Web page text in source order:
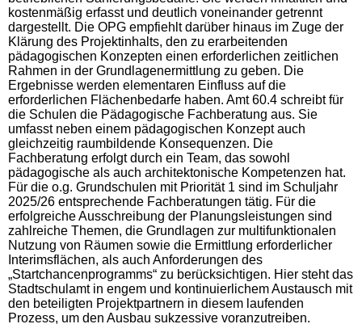
kostenmäßig erfasst und deutlich voneinander getrennt
dargestellt. Die OPG empfiehlt darüber hinaus im Zuge der
Klärung des Projektinhalts, den zu erarbeitenden
pädagogischen Konzepten einen erforderlichen zeitlichen
Rahmen in der Grundlagenermittlung zu geben. Die
Ergebnisse werden elementaren Einfluss auf die
erforderlichen Flächenbedarfe haben. Amt 60.4 schreibt für
die Schulen die Pädagogische Fachberatung aus. Sie
umfasst neben einem pädagogischen Konzept auch
gleichzeitig raumbildende Konsequenzen. Die
Fachberatung erfolgt durch ein Team, das sowohl
pädagogische als auch architektonische Kompetenzen hat.
Für die o.g. Grundschulen mit Priorität 1 sind im Schuljahr
2025/26 entsprechende Fachberatungen tätig. Für die
erfolgreiche Ausschreibung der Planungsleistungen sind
zahlreiche Themen, die Grundlagen zur multifunktionalen
Nutzung von Räumen sowie die Ermittlung erforderlicher
Interimsflächen, als auch Anforderungen des
„Startchancenprogramms“ zu berücksichtigen. Hier steht das
Stadtschulamt in engem und kontinuierlichem Austausch mit
den beteiligten Projektpartnern in diesem laufenden
Prozess, um den Ausbau sukzessive voranzutreiben.